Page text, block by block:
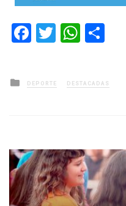
Facebook
Twitter
Posted
in
DEPORTE DESTACADAS